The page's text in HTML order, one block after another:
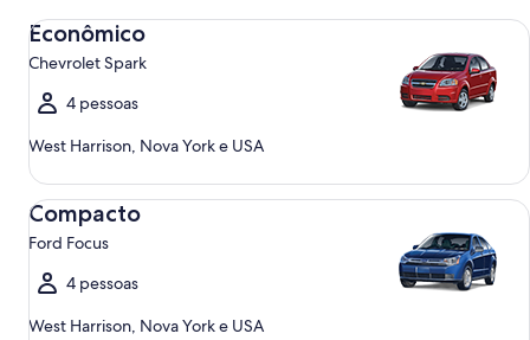
Econômico
Chevrolet Spark
4 pessoas
West Harrison, Nova York e USA
Econômico Chevrolet Spark
Compacto
Ford Focus
4 pessoas
West Harrison, Nova York e USA
Compacto Ford Focus